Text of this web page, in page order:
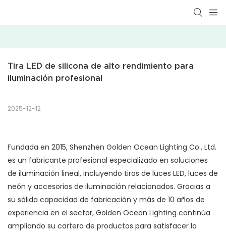
Tira LED de silicona de alto rendimiento para
iluminación profesional
2025-12-12
Fundada en 2015, Shenzhen Golden Ocean Lighting Co., Ltd.
es un fabricante profesional especializado en soluciones
de iluminación lineal, incluyendo tiras de luces LED, luces de
neón y accesorios de iluminación relacionados. Gracias a
su sólida capacidad de fabricación y más de 10 años de
experiencia en el sector, Golden Ocean Lighting continúa
ampliando su cartera de productos para satisfacer la